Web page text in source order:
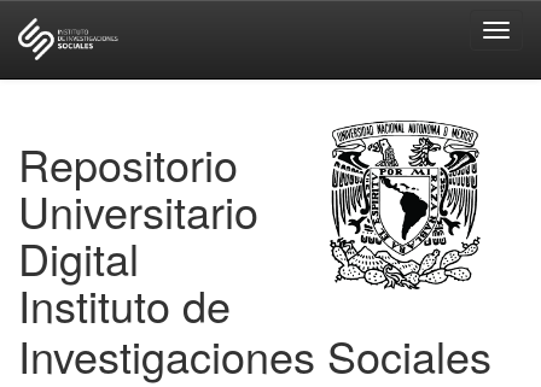
Repositorio
Universitario
Digital
Instituto de
Investigaciones Sociales